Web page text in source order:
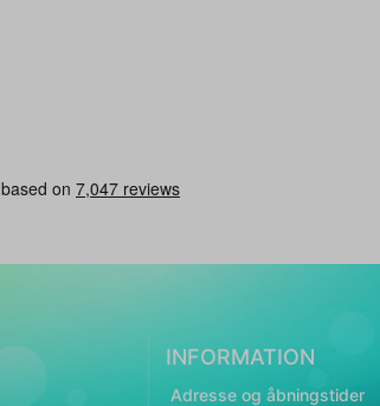
INFORMATION
Adresse og åbningstider